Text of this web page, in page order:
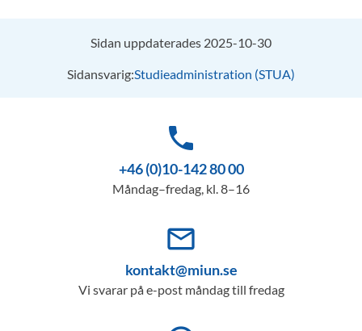
Sidan uppdaterades 2025-10-30
Sidansvarig:Studieadministration (STUA)
phone
+46 (0)10-142 80 00
Måndag–fredag, kl. 8–16
mail_outline
kontakt@miun.se
Vi svarar på e-post måndag till fredag